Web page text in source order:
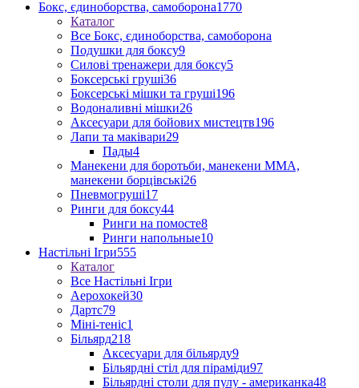
Бокс, єдиноборства, самоборона1770
Каталог
Все Бокс, єдиноборства, самоборона
Подушки для боксу9
Силові тренажери для боксу5
Боксерські груші36
Боксерські мішки та груші196
Водоналивні мішки26
Аксесуари для бойових мистецтв196
Лапи та маківари29
Пады4
Манекени для боротьби, манекени ММА,
манекени борцівські26
Пневмогруші17
Ринги для боксу44
Ринги на помосте8
Ринги напольные10
Настільні Ігри555
Каталог
Все Настільні Ігри
Аерохокей30
Дартс79
Міні-теніс1
Більярд218
Аксесуари для більярду9
Більярдні стіл для піраміди97
Більярдні столи для пулу - американка48